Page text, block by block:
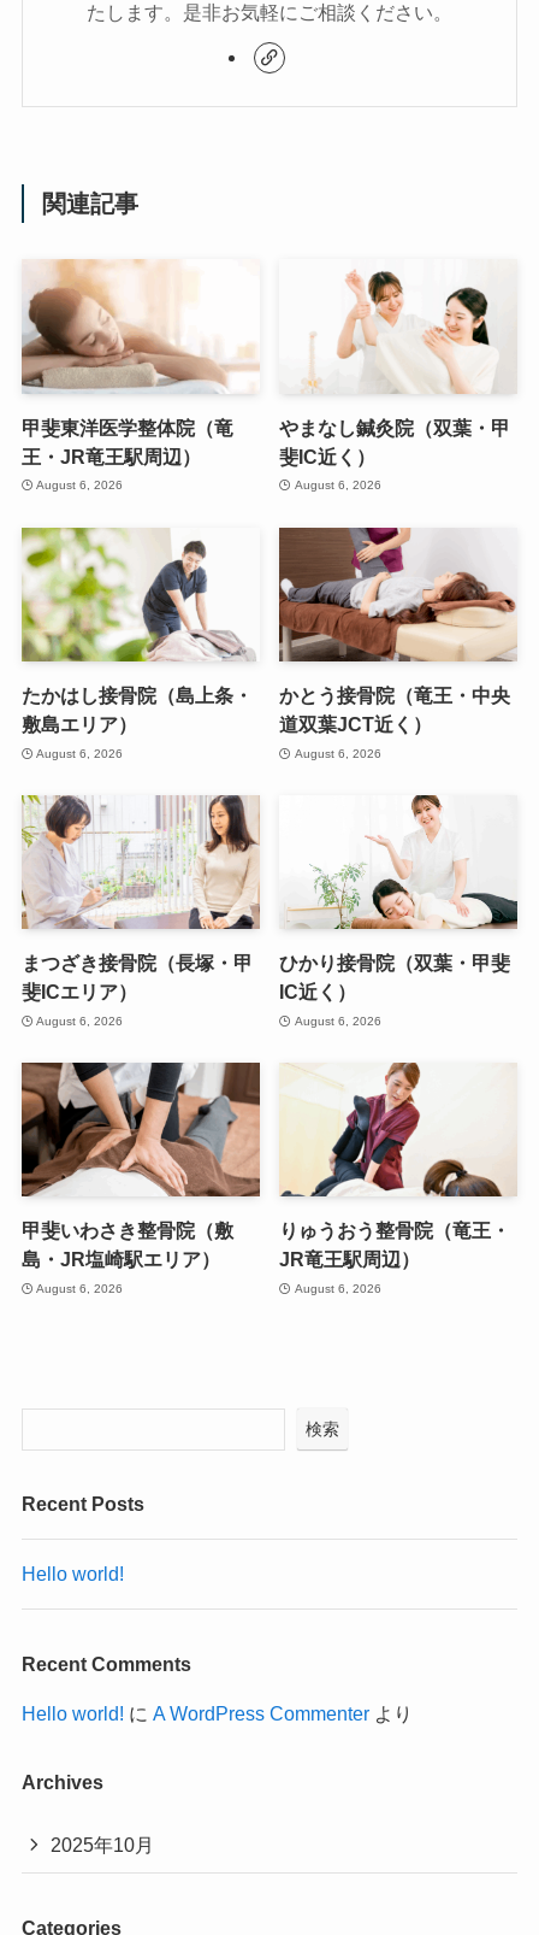
たします。是非お気軽にご相談ください。
関連記事
甲斐東洋医学整体院（竜
王・JR竜王駅周辺）
August 6, 2026
やまなし鍼灸院（双葉・甲
斐IC近く）
August 6, 2026
たかはし接骨院（島上条・
敷島エリア）
August 6, 2026
かとう接骨院（竜王・中央
道双葉JCT近く）
August 6, 2026
まつざき接骨院（長塚・甲
斐ICエリア）
August 6, 2026
ひかり接骨院（双葉・甲斐
IC近く）
August 6, 2026
甲斐いわさき整骨院（敷
島・JR塩崎駅エリア）
August 6, 2026
りゅうおう整骨院（竜王・
JR竜王駅周辺）
August 6, 2026
検索
Recent Posts
Hello world!
Recent Comments
Hello world! に A WordPress Commenterより
Archives
2025年10月
Categories